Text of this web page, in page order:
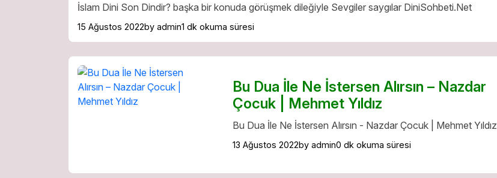
İslam Dini Son Dindir? başka bir konuda görüşmek dileğiyle Sevgiler saygılar DiniSohbeti.Net
15 Ağustos 2022by admin1 dk okuma süresi
Bu Dua İle Ne İstersen Alırsın – Nazdar
Çocuk | Mehmet Yıldız
Bu Dua İle Ne İstersen Alırsın - Nazdar Çocuk | Mehmet Yıldız
13 Ağustos 2022by admin0 dk okuma süresi